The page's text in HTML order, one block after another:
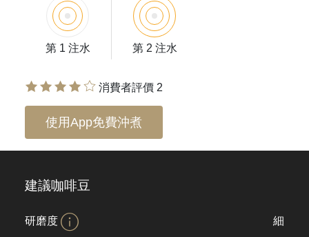
第 1 注水 第 2 注水
消費者評價 2
使用App免費沖煮
建議咖啡豆
研磨度 細